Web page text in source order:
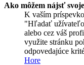
Ako môžem nájsť
K vaším
"Hľadať
alebo cez váš
využite stránku
odpovedajúce
Hore